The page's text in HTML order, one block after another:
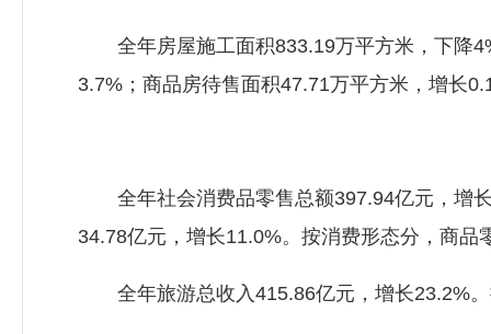
全年房屋施工面积833.19万平方米，下降
3.7%；商品房待售面积47.71万平方米，增长
全年社会消费品零售总额397.94亿元，增长
34.78亿元，增长11.0%。按消费形态分，商
全年旅游总收入415.86亿元，增长23.2%。